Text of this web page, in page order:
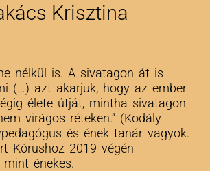
Krisztina
nélkül is. A sivatagon át is
(…) azt akarjuk, hogy az ember
élete útját, mintha sivatagon
virágos réteken.” (Kodály
és ének tanár vagyok.
Kórushoz 2019 végén
énekes.